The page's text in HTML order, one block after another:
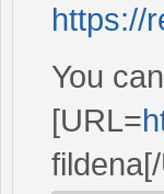
https://
You
[URL=